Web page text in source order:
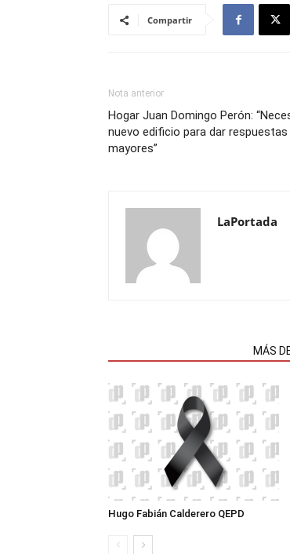
Compartir
Nota anterior
Hogar Juan Domingo Perón:
nuevo edificio para dar
mayores”
LaPortada
MÁS
Hugo Fabián Calderero QEPD